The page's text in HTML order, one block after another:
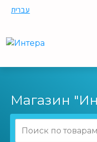
עברית
Магазин